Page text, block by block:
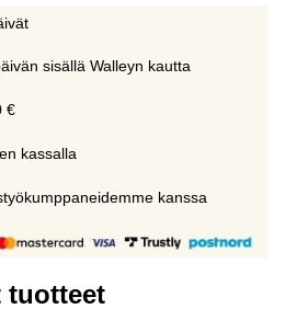
sisällä Walleyn kautta
€
kassalla
kanssa
tuotteet